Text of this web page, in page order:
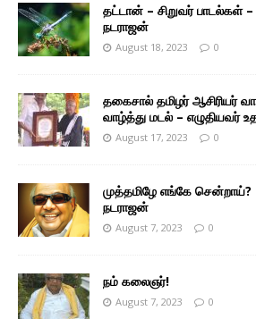
தட்டான் – சிறுவர் பாடல்கள் –
நடராஜன்
August 18, 2023 0
தகைசால் தமிழர் ஆசிரியர்
வாழ்த்து மடல் – எழுதியவர்
August 17, 2023 0
முத்தமிழே எங்கே சென்றாய்?
நடராஜன்
August 7, 2023 0
நம் கலைஞர்!
August 7, 2023 0